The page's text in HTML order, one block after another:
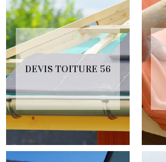
DEVIS TOITURE 56